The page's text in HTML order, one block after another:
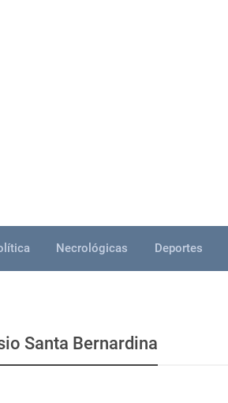
Necrológicas Deportes
Santa Bernardina